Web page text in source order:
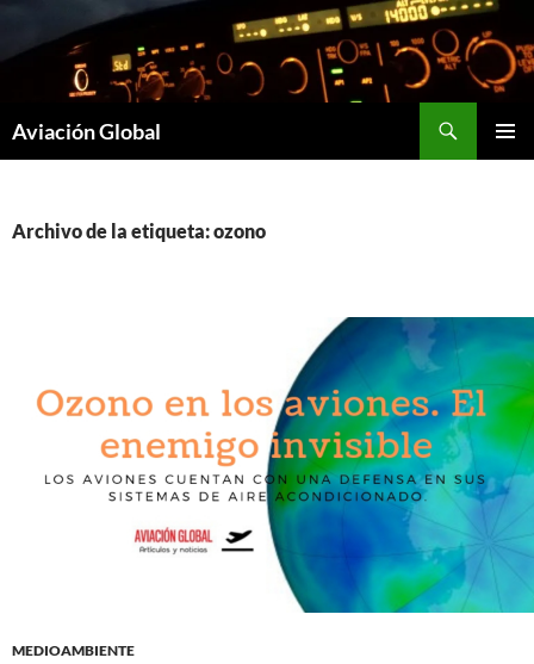
contenido
Aviación Global
Archivo de la etiqueta: ozono
MEDIOAMBIENTE